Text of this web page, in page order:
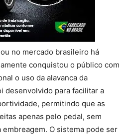
no mercado brasileiro há
conquistou o público com
o uso da alavanca da
desenvolvido para facilitar a
permitindo que as
apenas pelo pedal, sem
O sistema pode ser